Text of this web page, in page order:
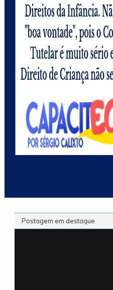
Postagem em destaque